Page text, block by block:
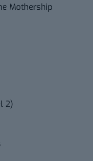
Mothership
2)